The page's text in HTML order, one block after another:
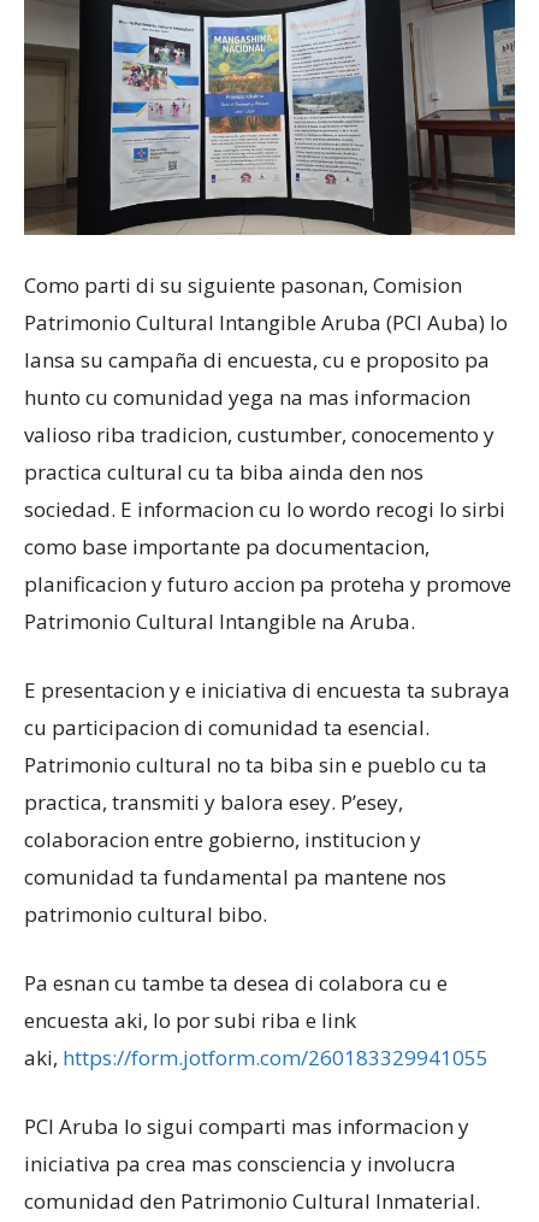
Como parti di su siguiente pasonan, Comision
Patrimonio Cultural Intangible Aruba (PCI Auba) lo
lansa su campaña di encuesta, cu e proposito pa
hunto cu comunidad yega na mas informacion
valioso riba tradicion, custumber, conocemento y
practica cultural cu ta biba ainda den nos
sociedad. E informacion cu lo wordo recogi lo sirbi
como base importante pa documentacion,
planificacion y futuro accion pa proteha y promove
Patrimonio Cultural Intangible na Aruba.
E presentacion y e iniciativa di encuesta ta subraya
cu participacion di comunidad ta esencial.
Patrimonio cultural no ta biba sin e pueblo cu ta
practica, transmiti y balora esey. P’esey,
colaboracion entre gobierno, institucion y
comunidad ta fundamental pa mantene nos
patrimonio cultural bibo.
Pa esnan cu tambe ta desea di colabora cu e
encuesta aki, lo por subi riba e link
aki, https://form.jotform.com/260183329941055
PCI Aruba lo sigui comparti mas informacion y
iniciativa pa crea mas consciencia y involucra
comunidad den Patrimonio Cultural Inmaterial.